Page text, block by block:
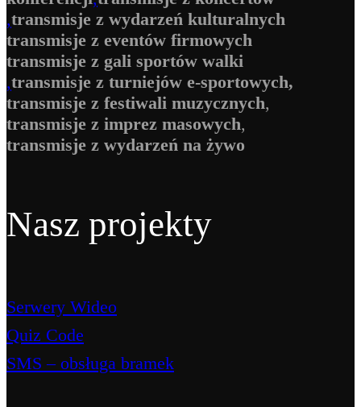
,transmisje z wydarzeń kulturalnych
transmisje z eventów firmowych
transmisje z gali sportów walki
,transmisje z turniejów e-sportowych,
transmisje z festiwali muzycznych​,
transmisje z imprez masowych​,
transmisje z wydarzeń na żywo
Nasz projekty
Serwery Wideo
Quiz Code
SMS – obsługa bramek